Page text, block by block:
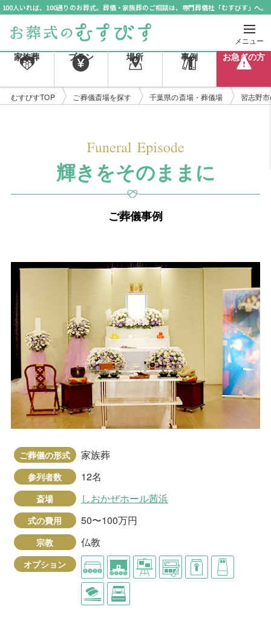
100人いれば、100通りのお葬式。葬儀・家族葬のご相談は、専門葬儀社「むすびす」へ。
メニュー
家族葬 プラン 場所 事例 お急ぎの方
むすびすTOP ご葬儀斎場を探す 千葉県の斎場・葬儀場 習志野
輝きをそのままに
ご葬儀事例
ご葬儀の形式 家族葬
参列者数 12名
斎場 しおかぜホール茜浜
式の費用 50〜100万円
宗教 仏教
オプション